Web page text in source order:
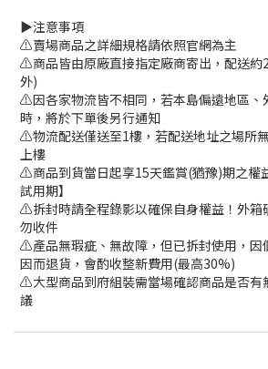
▶️注意事項
⚠️賣場商品之詳細規格請依照官網為主
⚠️商品皆由原廠直接指定廠商寄出，配送約
外)
⚠️因各家物流皆不相同，若本島偏遠地區、
時，將於下單後另行通知
⚠️物流配送僅送至1樓，若配送地址之場所
上樓
⚠️商品到貨當日起享15天鑑賞(猶豫)期之權
試用期】
⚠️拆封時請全程錄影以確保自身權益！外箱
勿收件
⚠️產品無瑕疵、無故障，但已拆封使用，因
因而退貨，會酌收整新費用(最高30%)
⚠️大型商品到府組裝需當場確認商品是否有
議